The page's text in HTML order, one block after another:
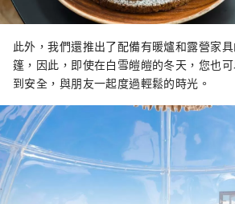
此外，我們還推出了配備有暖爐和露營家
篷，因此，即使在白雪皚皚的冬天，您也
到安全，與朋友一起度過輕鬆的時光。